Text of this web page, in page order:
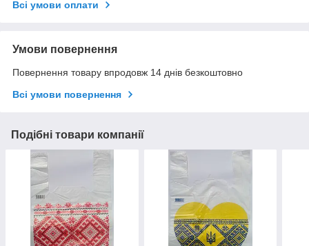
Всі умови оплати
Умови повернення
Повернення товару впродовж 14 днів безкоштовно
Всі умови повернення
Подібні товари компанії